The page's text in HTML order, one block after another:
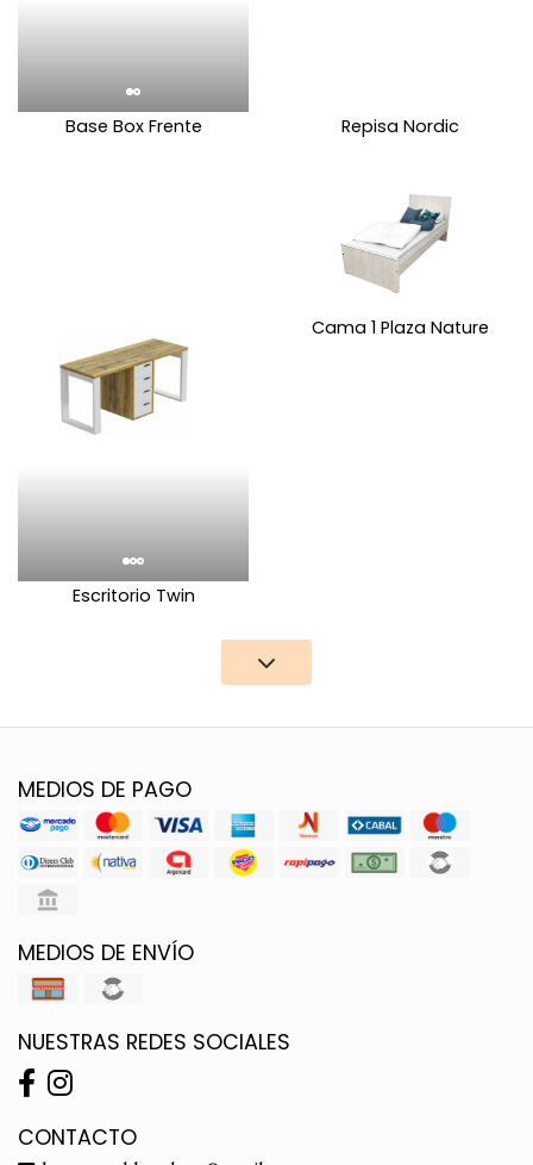
Base Box Frente Repisa Nordic
Escritorio Twin
Cama 1 Plaza Nature
MEDIOS DE PAGO
MEDIOS DE ENVÍO
NUESTRAS REDES SOCIALES
CONTACTO